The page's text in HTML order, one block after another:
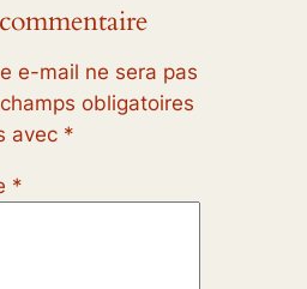
e-mail ne sera pas
obligatoires
avec *
*